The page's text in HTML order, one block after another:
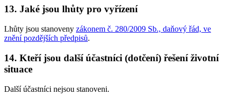
13. Jaké jsou lhůty pro vyřízení
Lhůty jsou stanoveny zákonem č. 280/2009 Sb., daňový řád, ve
znění pozdějších předpisů.
14. Kteří jsou další účastníci (dotčení) řešení životní
situace
Další účastníci nejsou stanoveni.